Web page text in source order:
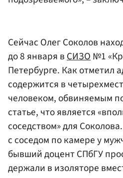
Сейчас Олег Соколов
до 8 января в СИЗО №1
Петербурге. Как отметил
содержится в
человеком, обвиняемым
статье, что является
соседством» для
с соседом по камере у
бывший доцент СПбГУ
держали в изоляторе